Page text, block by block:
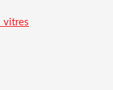
vitres